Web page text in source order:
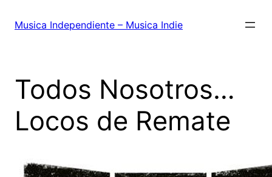
Musica Independiente – Musica Indie
Todos Nosotros…
Locos de Remate